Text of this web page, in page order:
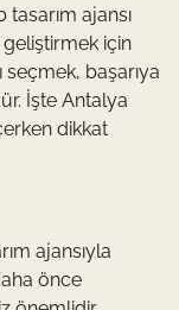
ajansı
geliştirmek için
seçmek, başarıya
İşte Antalya
dikkat
ajansıyla
önce